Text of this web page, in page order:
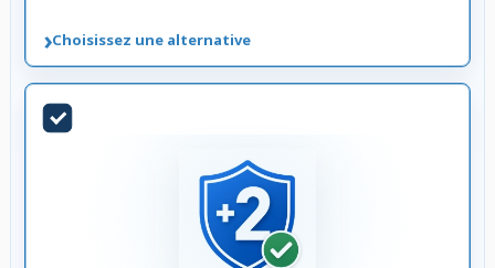
›Choisissez une alternative